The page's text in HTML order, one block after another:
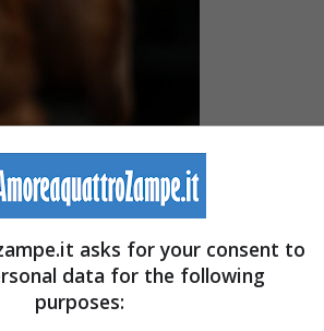
Pixabay)
in modo che possano assorbirle
Questo è il motivo per cui un
asks for your consent to
data for the following
purposes: